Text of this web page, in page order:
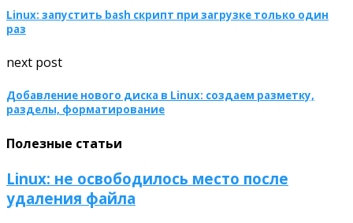
Linux: запустить bash скрипт при загрузке только один
раз
next post
Добавление нового диска в Linux: создаем разметку,
разделы, форматирование
Полезные статьи
Linux: не освободилось место после
удаления файла